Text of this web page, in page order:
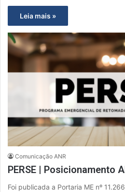
Leia mais »
Comunicação ANR
PERSE | Posicionamento
Foi publicada a Portaria ME nº